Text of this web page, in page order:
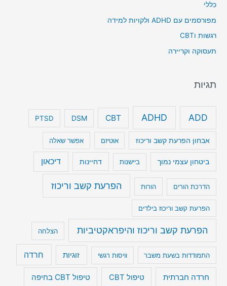
כללי
מפורסמים עם ADHD ולקויות למידה
רגשות וCBT
תעסוקה וקריירה
תגיות
ADD
ADHD
CBT
DSM
PTSD
אבחון הפרעת קשב וריכוז אוטיזם אפשר שאלה
ביטחון עצמי נמוך ביישנות דחיינות דיכאון
הדרכת הורים הורות הפרעת קשב וריכוז
הפרעת קשב וריכוז בילדים
הפרעת קשב וריכוז והיפראקטיביות הצלחה
התמודדות בשעת משבר וויסות רגשי זוגיות חרדה
חרדה חברתית טיפול CBT טיפול CBT בחיפה